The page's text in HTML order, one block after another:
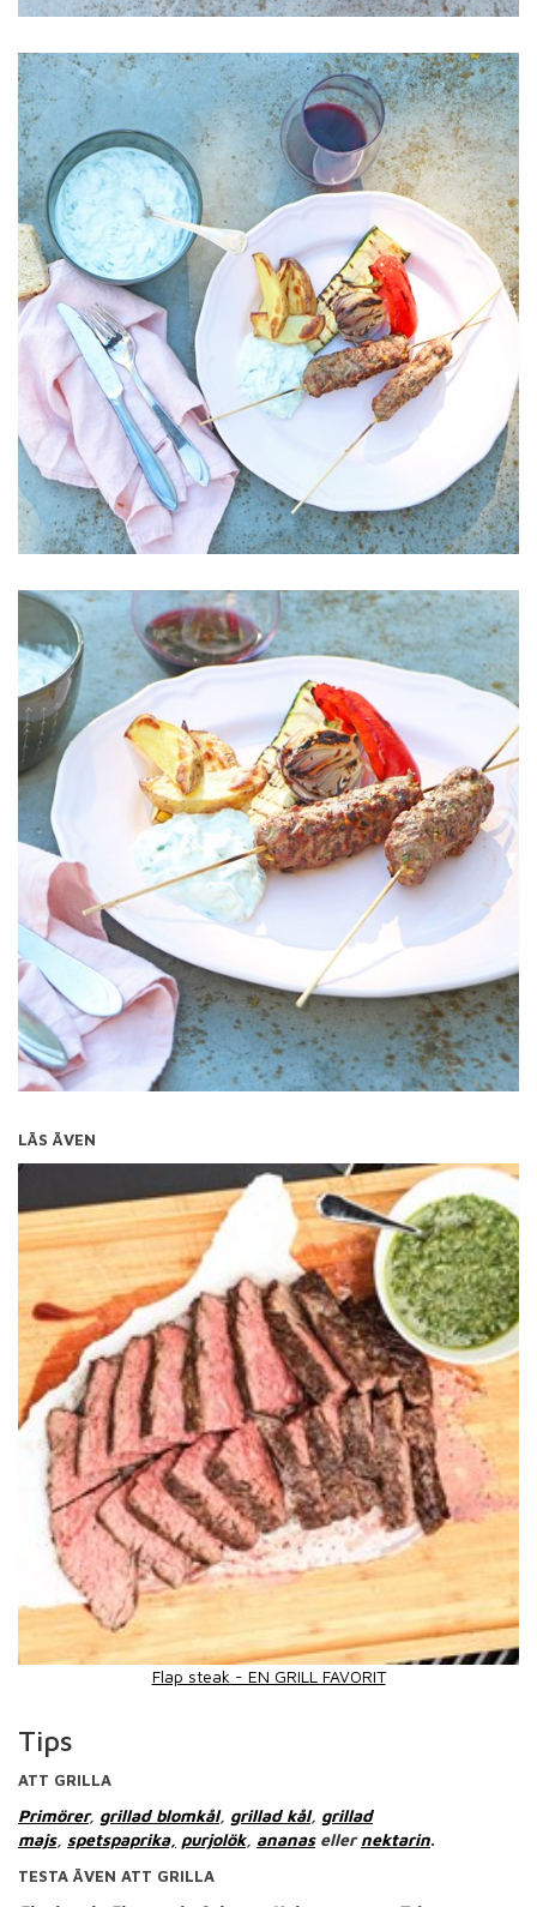
LÄS ÄVEN
Flap steak - EN GRILL FAVORIT
Tips
ATT GRILLA
Primörer, grillad blomkål, grillad kål, grillad
majs, spetspaprika, purjolök, ananasellernektarin.
TESTA ÄVEN ATT GRILLA